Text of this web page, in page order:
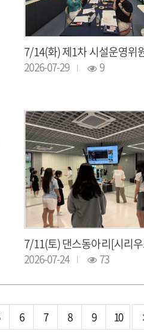
2026-07-29 9
2026-07-24 73
6 7 8 9 10